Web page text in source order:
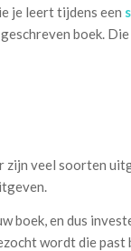
je leert tijdens een
boek.
zijn veel soorten
boek, en dus
wordt die